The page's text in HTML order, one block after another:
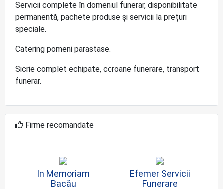
Servicii complete în domeniul funerar, disponibilitate
permanentă, pachete produse și servicii la prețuri
speciale.
Catering pomeni parastase.
Sicrie complet echipate, coroane funerare, transport
funerar.
Firme recomandate
In Memoriam
Bacău
Efemer Servicii
Funerare